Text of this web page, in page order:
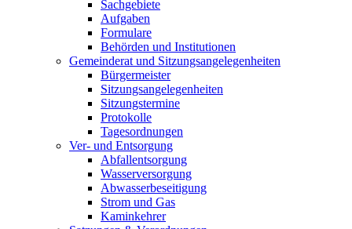
Sachgebiete
Aufgaben
Formulare
Behörden und Institutionen
Gemeinderat und Sitzungsangelegenheiten
Bürgermeister
Sitzungsangelegenheiten
Sitzungstermine
Protokolle
Tagesordnungen
Ver- und Entsorgung
Abfallentsorgung
Wasserversorgung
Abwasserbeseitigung
Strom und Gas
Kaminkehrer